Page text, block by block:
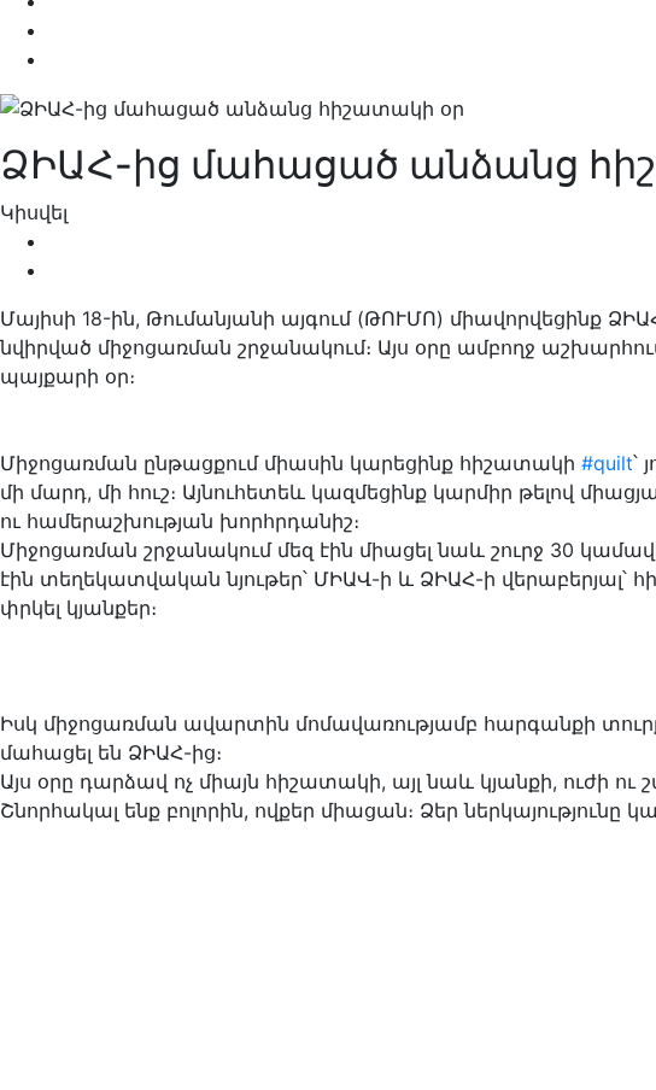
ՁԻԱՀ-ից մահացած անձանց
Կիսվել
Մայիսի 18-ին, Թումանյանի այգում (ԹՈՒՄՈ) միավորվեցինք
նվիրված միջոցառման շրջանակում։ Այս օրը ամբողջ
պայքարի օր։
Միջոցառման ընթացքում միասին կարեցինք հիշատակի #quilt՝
մի մարդ, մի հուշ։ Այնուհետեև կազմեցինք կարմիր թելով
ու համերաշխության խորհրդանիշ։
Միջոցառման շրջանակում մեզ էին միացել նաև շուրջ 30
էին տեղեկատվական նյութեր՝ ՄԻԱՎ-ի և ՁԻԱՀ-ի վերաբերյալ՝
փրկել կյանքեր։
Իսկ միջոցառման ավարտին մոմավառությամբ հարգանքի
մահացել են ՁԻԱՀ-ից։
Այս օրը դարձավ ոչ միայն հիշատակի, այլ նաև կյանքի, ուժի
Շնորհակալ ենք բոլորին, ովքեր միացան։ Ձեր ներկայությունը